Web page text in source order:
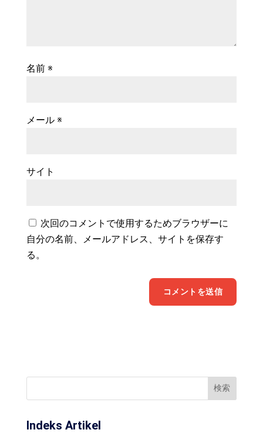
名前 ※
メール ※
サイト
次回のコメントで使用するためブラウザーに
自分の名前、メールアドレス、サイトを保存す
る。
Indeks Artikel